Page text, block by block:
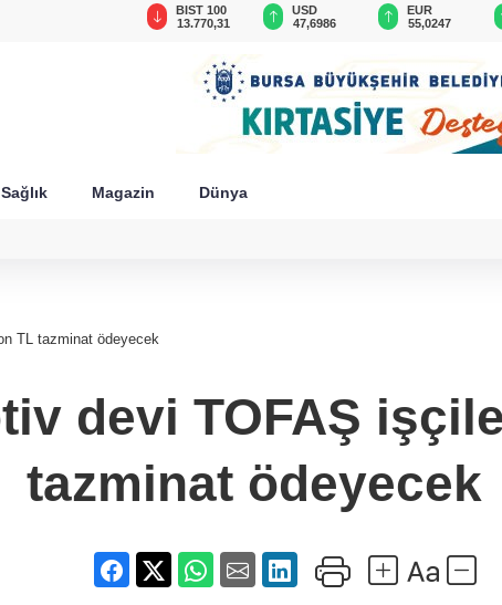
BIST 100
13.770,31
USD
47,6986
EUR
55,0247
Sağlık Magazin Dünya
TL tazminat ödeyecek
devi TOFAŞ
tazminat ödeyecek